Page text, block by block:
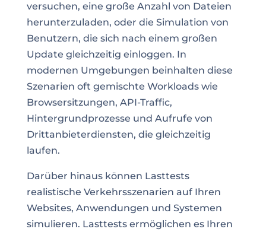
versuchen, eine große Anzahl von Dateien
herunterzuladen, oder die Simulation von
Benutzern, die sich nach einem großen
Update gleichzeitig einloggen. In
modernen Umgebungen beinhalten diese
Szenarien oft gemischte Workloads wie
Browsersitzungen, API-Traffic,
Hintergrundprozesse und Aufrufe von
Drittanbieterdiensten, die gleichzeitig
laufen.
Darüber hinaus können Lasttests
realistische Verkehrsszenarien auf Ihren
Websites, Anwendungen und Systemen
simulieren. Lasttests ermöglichen es Ihren